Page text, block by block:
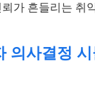
가 흔들리는 취
의사결정